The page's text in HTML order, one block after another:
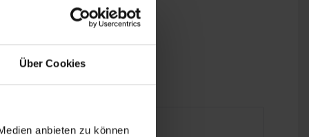
Über Cookies
anbieten zu können